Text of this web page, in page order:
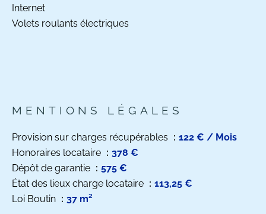
Internet
Volets roulants électriques
MENTIONS LÉGALES
Provision sur charges récupérables
122 € / Mois
Honoraires locataire
378 €
Dépôt de garantie
575 €
État des lieux charge locataire
113,25 €
Loi Boutin
37 m²